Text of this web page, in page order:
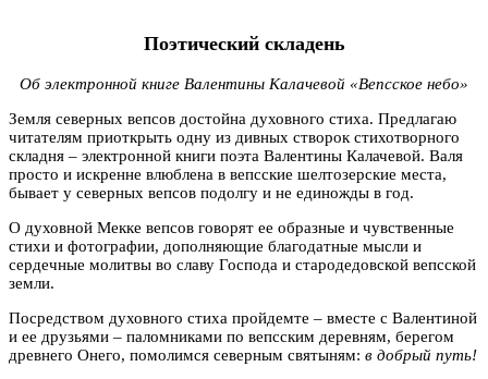
Поэтический складень
Об электронной книге Валентины Калачевой «Вепсское небо»
Земля северных вепсов достойна духовного стиха. Предлагаю
читателям приоткрыть одну из дивных створок стихотворного
складня – электронной книги поэта Валентины Калачевой. Валя
просто и искренне влюблена в вепсские шелтозерские места,
бывает у северных вепсов подолгу и не единожды в год.
О духовной Мекке вепсов говорят ее образные и чувственные
стихи и фотографии, дополняющие благодатные мысли и
сердечные молитвы во славу Господа и стародедовской вепсской
земли.
Посредством духовного стиха пройдемте – вместе с Валентиной
и ее друзьями – паломниками по вепсским деревням, берегом
древнего Онего, помолимся северным святыням: в добрый путь!